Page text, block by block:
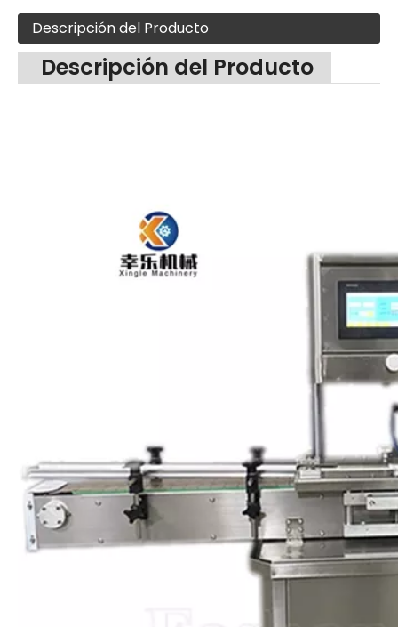
Descripción del Producto
Descripción del Producto